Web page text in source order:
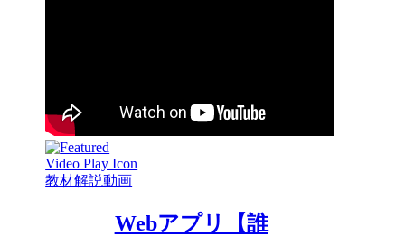
教材解説動画
Webアプリ【誰